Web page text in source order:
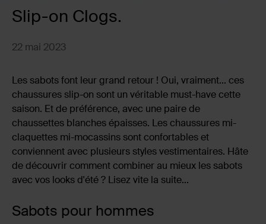
Slip-on Clogs.
22 mai 2023
Les sabots font leur grand retour ! Oui, vraiment... ces
chaussures slip-on sont un véritable must-have cette
saison. Et de préférence, avec une paire de
chaussettes blanches épaisses. Les chaussures mi-
claquettes mi-mocassins sont confortables et
conviennent avec plusieurs styles vestimentaires. Hâte
de découvrir comment combiner au mieux les sabots
avec vos looks d'été ? Lisez vite la suite...
Sabots pour hommes